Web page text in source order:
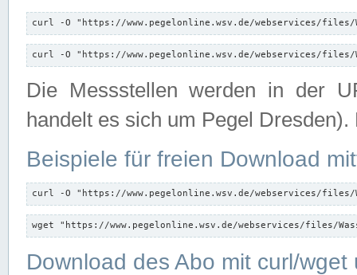
curl -O "https://www.pegelonline.wsv.de/webservices/files/
curl -O "https://www.pegelonline.wsv.de/webservices/files/
Die Messstellen werden in der
handelt es sich um Pegel
Beispiele für freien Download
curl -O "https://www.pegelonline.wsv.de/webservices/files/
wget "https://www.pegelonline.wsv.de/webservices/files/
Download des Abo mit curl/